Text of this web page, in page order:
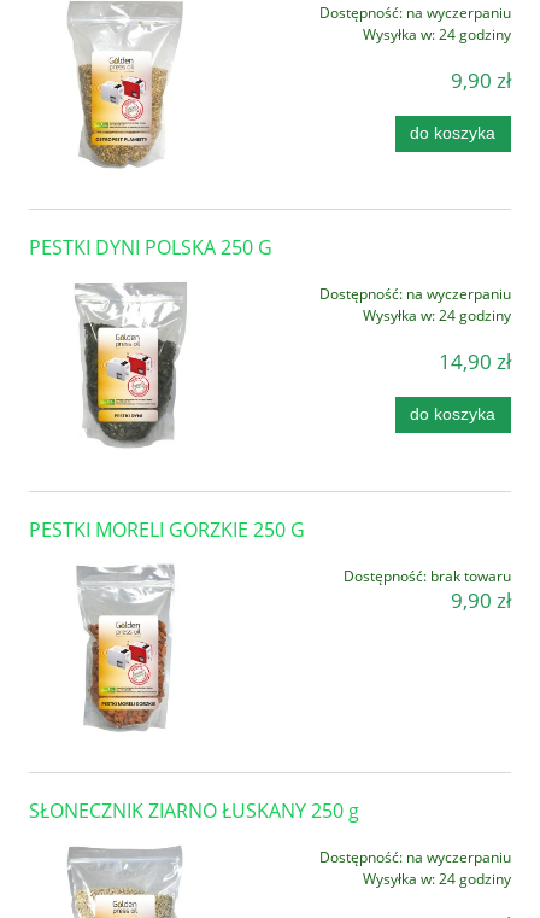
Dostępność: na wyczerpaniu
Wysyłka w:24 godziny
9,90 zł
do koszyka
PESTKI DYNI POLSKA 250 G
Dostępność: na wyczerpaniu
Wysyłka w:24 godziny
14,90 zł
do koszyka
PESTKI MORELI GORZKIE 250 G
Dostępność: brak towaru
9,90 zł
SŁONECZNIK ZIARNO ŁUSKANY 250 g
Dostępność: na wyczerpaniu
Wysyłka w:24 godziny